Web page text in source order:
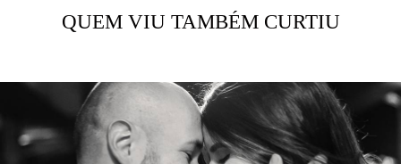
QUEM VIU TAMBÉM CURTIU